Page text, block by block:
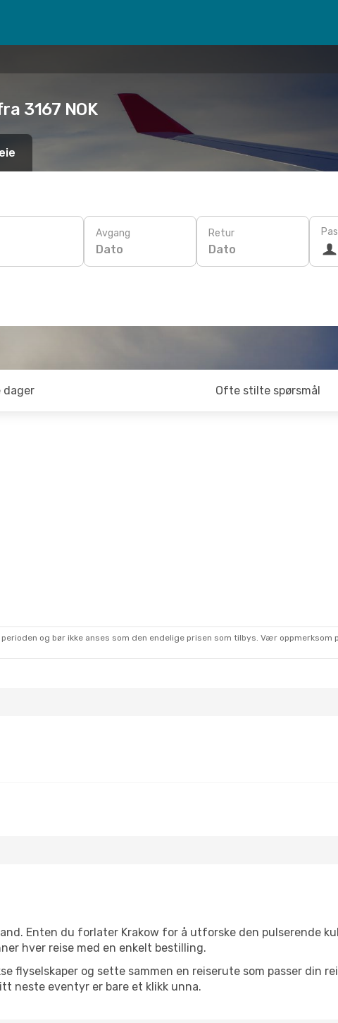
3167 NOK
Avgang
Dato
Retur
Dato
dager Ofte stilte spørsmål
og bør ikke anses som den endelige prisen som tilbys. Vær oppmerksom
Enten du forlater Krakow for å utforske den pulserende
hver reise med en enkelt bestilling.
flyselskaper og sette sammen en reiserute som passer din
neste eventyr er bare et klikk unna.